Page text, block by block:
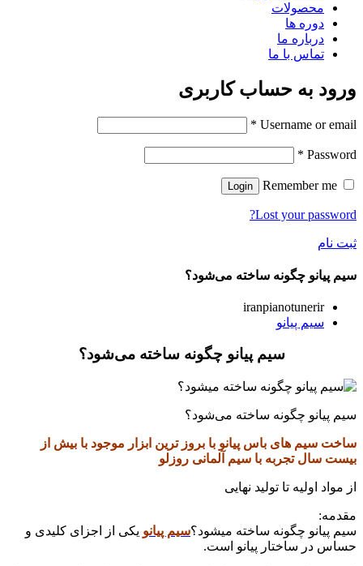
محصولات
دوره ها
درباره ما
تماس با ما
ورود به حساب کاربری
Username or email
*
Password
*
Remember me
Login
Lost your password?
ثبت نام
سیم پیانو چگونه ساخته می‌شود؟
iranpianotunerir
سیم پیانو
سیم پیانو چگونه ساخته می‌شود؟
سیم پیانو چگونه ساخته می‌شود؟
ساخت سیم های باس پیانو با بروز ترین ابزار موجود با بیش از
بیست سال تجربه با سیم آلمانی روزلو
از مواد اولیه تا تولید نهایی
مقدمه:
سیم پیانو چگونه ساخته میشود؟سیم پیانو یکی از اجزای کلیدی و
حساس در ساختار پیانو است.